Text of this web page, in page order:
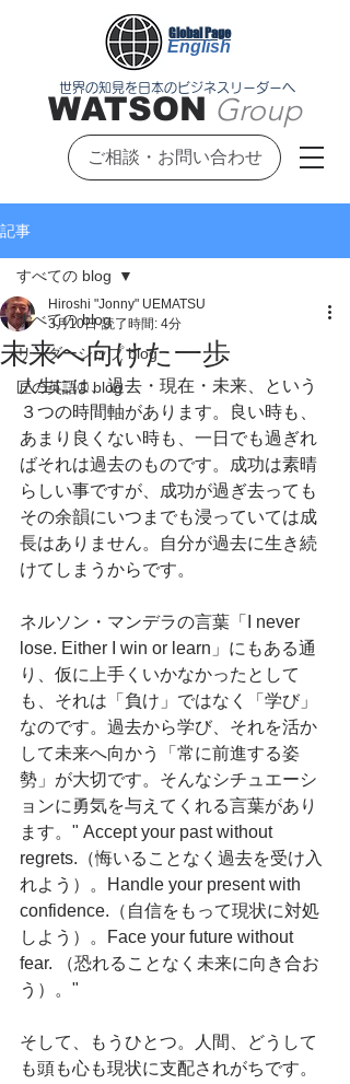
世界の知見を日本のビジネスリーダーへ
WATSON Group
Global Page
English
ご相談・お問い合わせ
記事
すべての blog
リーダーシップ blog
匠の英語®︎ blog
すべての blog
未来へ向けた一歩
Hiroshi "Jonny" UEMATSU
3月10日 読了時間: 4分
人生には、過去・現在・未来、という
３つの時間軸があります。良い時も、
あまり良くない時も、一日でも過ぎれ
ばそれは過去のものです。成功は素晴
らしい事ですが、成功が過ぎ去っても
その余韻にいつまでも浸っていては成
長はありません。自分が過去に生き続
けてしまうからです。
ネルソン・マンデラの言葉「I never
lose. Either I win or learn」にもある通
り、仮に上手くいかなかったとして
も、それは「負け」ではなく「学び」
なのです。過去から学び、それを活か
して未来へ向かう「常に前進する姿
勢」が大切です。そんなシチュエーシ
ョンに勇気を与えてくれる言葉があり
ます。" Accept your past without
regrets.（悔いることなく過去を受け入
れよう）。Handle your present with
confidence.（自信をもって現状に対処
しよう）。Face your future without
fear. （恐れることなく未来に向き合お
う）。"
そして、もうひとつ。人間、どうして
も頭も心も現状に支配されがちです。